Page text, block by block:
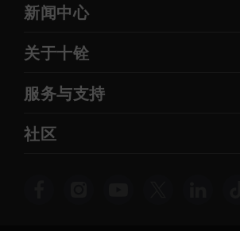
新闻中心
关于十铨
服务与支持
社区